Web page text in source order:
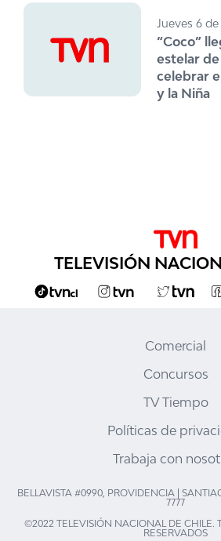
Jueves 6
“Coco”
estelar
celebrar
y la Niña
TELEVISIÓN
Comercial
Concursos
TV Tiempo
Políticas de
Trabaja con
BELLAVISTA #0990, PROVIDENCIA |
7777
©2022 TELEVISIÓN NACIONAL DE CHILE.
RESERVADOS